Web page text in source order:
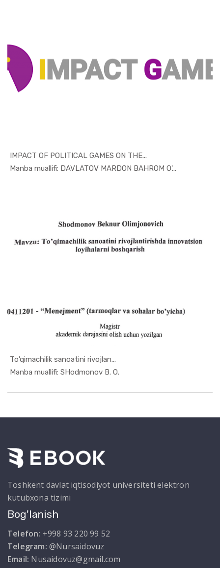
IMPACT OF POLITICAL GAMES ON THE...
Manba muallifi: DAVLATOV MARDON BAHROM O'...
In Taqdimo...
To'qimachilik sanoatini rivojlan...
Manba muallifi: SHodmonov B. O.
In Xizmat ...
Toshkent davlat iqtisodiyot universiteti elektron
kutubxona tizimi
Bog'lanish
Telefon: +998 93 220 99 52
Telegram: @Nursaidovuz
Email: Nusaidovuz@gmail.com